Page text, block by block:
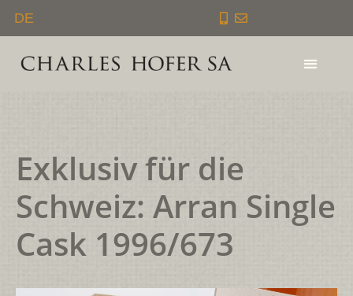
Zum
springen
DE
Exklusiv für die
Schweiz: Arran Single
Cask 1996/673